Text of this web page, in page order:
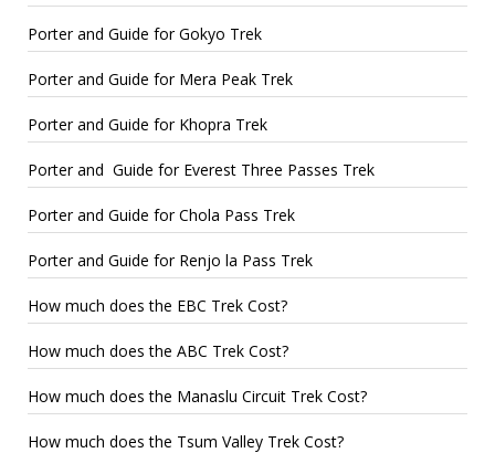
Porter and Guide for Gokyo Trek
Porter and Guide for Mera Peak Trek
Porter and Guide for Khopra Trek
Porter and Guide for Everest Three Passes Trek
Porter and Guide for Chola Pass Trek
Porter and Guide for Renjo la Pass Trek
How much does the EBC Trek Cost?
How much does the ABC Trek Cost?
How much does the Manaslu Circuit Trek Cost?
How much does the Tsum Valley Trek Cost?